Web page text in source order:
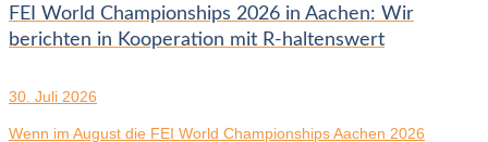
FEI World Championships 2026 in Aachen: Wir
berichten in Kooperation mit R-haltenswert
30. Juli 2026
Wenn im August die FEI World Championships Aachen 2026